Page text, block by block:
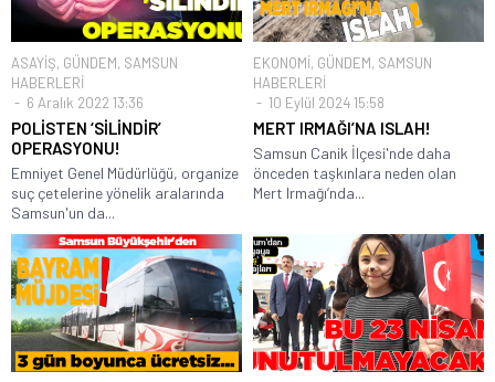
ASAYİŞ, GÜNDEM, SAMSUN
HABERLERİ
6 Aralık 2022 13:36
POLİSTEN ‘SİLİNDİR’
OPERASYONU!
Emniyet Genel Müdürlüğü, organize
suç çetelerine yönelik aralarında
Samsun'un da...
EKONOMİ, GÜNDEM, SAMSUN
HABERLERİ
10 Eylül 2024 15:58
MERT IRMAĞI’NA ISLAH!
Samsun Canik İlçesi'nde daha
önceden taşkınlara neden olan
Mert Irmağı’nda...